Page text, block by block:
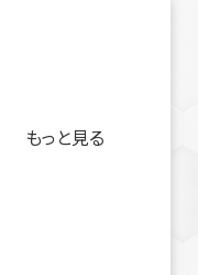
もっと見る